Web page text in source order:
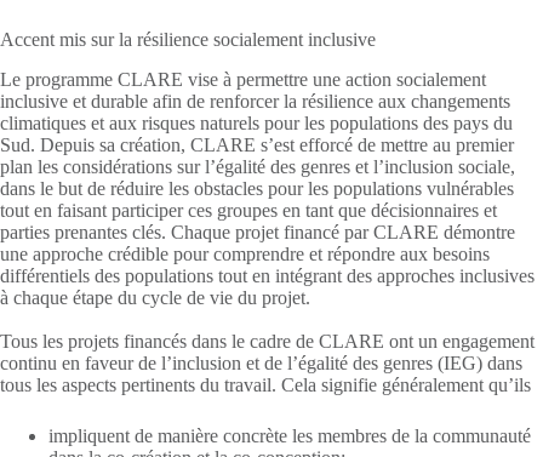
Accent mis sur la résilience socialement inclusive
Le programme CLARE vise à permettre une action socialement
inclusive et durable afin de renforcer la résilience aux changements
climatiques et aux risques naturels pour les populations des pays du
Sud. Depuis sa création, CLARE s’est efforcé de mettre au premier
plan les considérations sur l’égalité des genres et l’inclusion sociale,
dans le but de réduire les obstacles pour les populations vulnérables
tout en faisant participer ces groupes en tant que décisionnaires et
parties prenantes clés. Chaque projet financé par CLARE démontre
une approche crédible pour comprendre et répondre aux besoins
différentiels des populations tout en intégrant des approches inclusives
à chaque étape du cycle de vie du projet.
Tous les projets financés dans le cadre de CLARE ont un engagement
continu en faveur de l’inclusion et de l’égalité des genres (IEG) dans
tous les aspects pertinents du travail. Cela signifie généralement qu’ils
impliquent de manière concrète les membres de la communauté